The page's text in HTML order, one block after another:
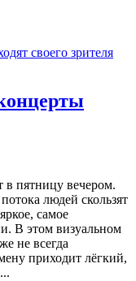
в пятницу вечером.
людей скользят
самое
В этом визуальном
не всегда
приходит лёгкий,